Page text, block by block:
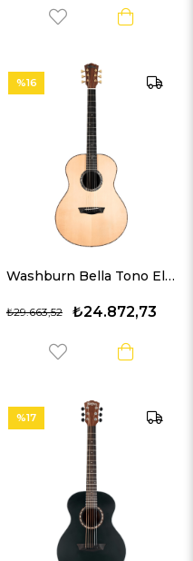
Washburn Bella Tono Elegante S24S Akustik Gitar
₺24.872,73
₺29.663,52
%16
%17